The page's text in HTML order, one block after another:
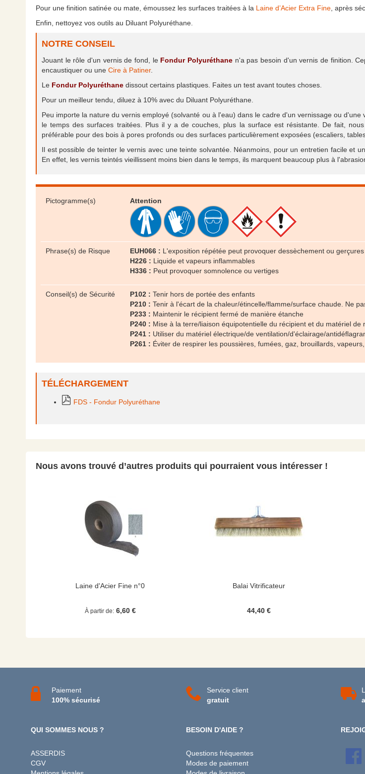
Pour une finition satinée ou mate, émoussez les surfaces traitées à la Laine d’Acier Extra Fine , après
Enfin, nettoyez vos outils au Diluant Polyuréthane.
NOTRE CONSEIL
Jouant le rôle d'un vernis de fond, le Fondur Polyuréthane n'a pas besoin d'un vernis de finition.
encaustiquer ou une Cire à Patiner.
Le Fondur Polyuréthane dissout certains plastiques. Faites un test avant toutes choses.
Pour un meilleur tendu, diluez à 10% avec du Diluant Polyuréthane.
Peu importe la nature du vernis employé (solvanté ou à l'eau) dans le cadre d'un vernissage ou
le temps des surfaces traitées. Plus il y a de couches, plus la surface est résistante. De fait,
préférable pour des bois à pores profonds ou des surfaces particulièrement exposées (escaliers,
Il est possible de teinter le vernis avec une teinte solvantée. Néanmoins, pour un entretien facile et
En effet, les vernis teintés vieillissent moins bien dans le temps, ils marquent beaucoup plus à
Pictogramme(s) Attention
Phrase(s) de Risque EUH066 : L'exposition répétée peut provoquer dessèchement ou
H226 : Liquide et vapeurs inflammables
H336 : Peut provoquer somnolence ou vertiges
Conseil(s) de Sécurité P102 : Tenir hors de portée des enfants
P210 : Tenir à l'écart de la chaleur/étincelle/flamme/surface chaude. Ne
P233 : Maintenir le récipient fermé de manière étanche
P240 : Mise à la terre/liaison équipotentielle du récipient et du matériel de
P241 : Utiliser du matériel électrique/de ventilation/d'éclairage/
P261 : Éviter de respirer les poussières, fumées, gaz, brouillards,
TÉLÉCHARGEMENT
FDS - Fondur Polyuréthane
Nous avons trouvé d’autres produits qui pourraient vous intéresser !
Laine d'Acier Fine n°0
À partir de 6,60 €
Balai Vitrificateur
44,40 €
Paiement
100% sécurisé
Service client
gratuit
QUI SOMMES NOUS ?
ASSERDIS
CGV
BESOIN D'AIDE ?
Questions fréquentes
Modes de paiement